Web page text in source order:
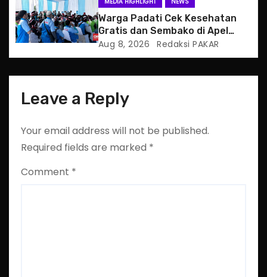
Warga Padati Cek Kesehatan
Gratis dan Sembako di Apel
Jaga Jakarta
Aug 8, 2026 Redaksi PAKAR
Leave a Reply
Your email address will not be published.
Required fields are marked *
Comment *